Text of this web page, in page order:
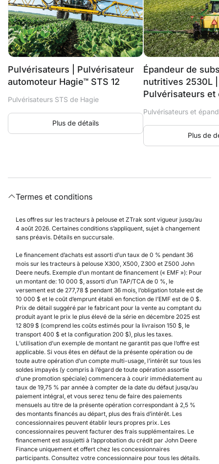
Pulvérisateurs | Pulvérisateur
automoteur Hagie™ STS 12
Pulvérisateurs STS de Hagie
Plus de détails
Épandeur de
nutritives 2530L |
Pulvérisateurs et
Pulvérisateurs et
Plus de
Termes et conditions
Les offres sur les tracteurs à pelouse et ZTrak sont vigueur jusqu’au
4 août 2026. Certaines conditions s’appliquent, sujet à changement
sans préavis. Détails en succursale.
Le financement d’achats est assorti d’un taux de 0 % pendant 36
mois sur les tracteurs à pelouse X300, X500, Z300 et Z500 John
Deere neufs. Exemple d’un montant de financement (« EMF »): Pour
un montant de: 10 000 $, assorti d’un TAP/TCA de 0 %, le
versement est de 277,78 $ pendant 36 mois, l’obligation totale est de
10 000 $ et le coût d’emprunt établi en fonction de l’EMF est de 0 $.
Prix de détail suggéré par le fabricant pour la vente au comptant du
produit ayant le prix le plus élevé de la série en décembre 2025 est
12 809 $ (comprend les coûts estimés pour la livraison 150 $, le
transport 400 $ et la configuration 200 $), plus les taxes.
L’utilisation d’un exemple de montant ne garantit pas que l’offre est
applicable. Si vous êtes en défaut de la présente opération ou de
toute autre opération d’un compte multi-usage, l’intérêt sur tous les
soldes impayés (y compris à l’égard de toute opération assortie
d’une promotion spéciale) commencera à courir immédiatement au
taux de 19,75 % par année à compter de la date du défaut jusqu’au
paiement intégral, et vous serez tenu de faire des paiements
mensuels au titre de la présente opération correspondant à 2,5 %
des montants financés au départ, plus des frais d’intérêt. Les
concessionnaires peuvent établir leurs propres prix. Les
concessionnaires peuvent facturer des frais supplémentaires. Le
financement est assujetti à l’approbation du crédit par John Deere
Finance uniquement et offert chez les concessionnaires
participants. Consultez votre concessionnaire pour tous les détails.